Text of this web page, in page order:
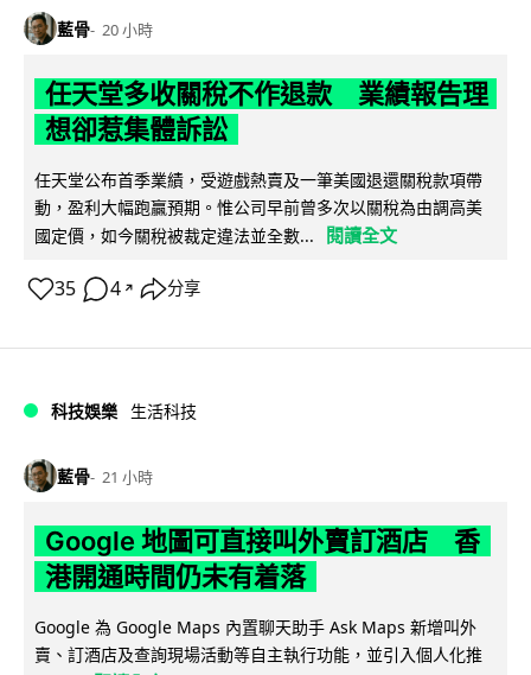
藍骨 20 小時
任天堂多收關稅不作退款 業績報告理
想卻惹集體訴訟
任天堂公布首季業績，受遊戲熱賣及一筆美國退還關稅款項帶
動，盈利大幅跑贏預期。惟公司早前曾多次以關稅為由調高美
國定價，如今關稅被裁定違法並全數...
閱讀全文
35 4 ↗ 分享
科技娛樂 生活科技
藍骨 21 小時
Google 地圖可直接叫外賣訂酒店 香
港開通時間仍未有着落
Google 為 Google Maps 內置聊天助手 Ask Maps 新增叫外
賣、訂酒店及查詢現場活動等自主執行功能，並引入個人化推